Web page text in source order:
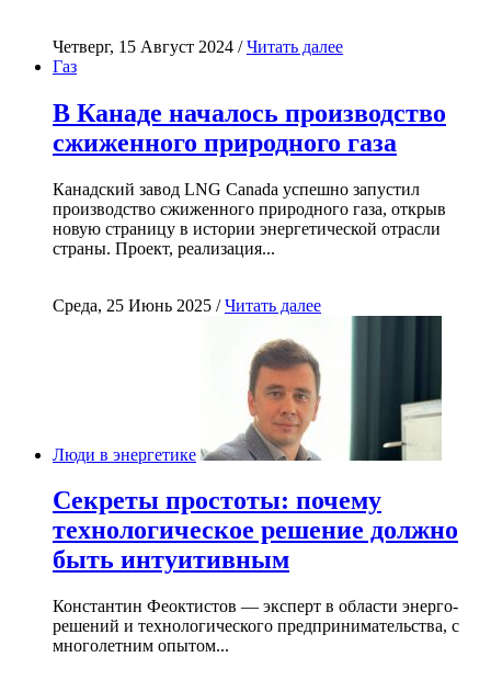
Четверг, 15 Август 2024 /Читать далее
Газ
В Канаде началось производство
сжиженного природного газа
Канадский завод LNG Canada успешно запустил
производство сжиженного природного газа, открыв
новую страницу в истории энергетической отрасли
страны. Проект, реализация...
Среда, 25 Июнь 2025 /Читать далее
Люди в энергетике
Секреты простоты: почему
технологическое решение должно
быть интуитивным
Константин Феоктистов — эксперт в области энерго-
решений и технологического предпринимательства, с
многолетним опытом...